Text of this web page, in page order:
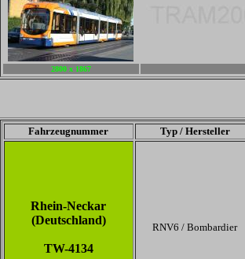
2800 x 1867
Fahrzeugnummer Typ / Hersteller
Rhein-Neckar
(Deutschland)
TW-4134
RNV6 / Bombardier